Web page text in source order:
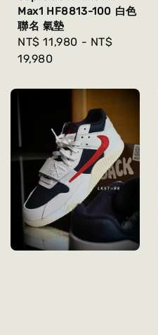
Max1 HF8813-100 白色
聯名 氣墊
Regular
price
NT$ 11,980 - NT$
19,980